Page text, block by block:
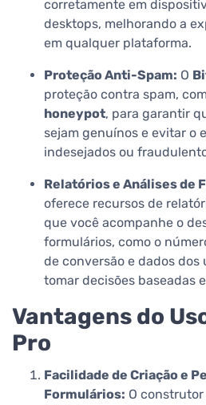
corretamente em
desktops, melhorando a
em qualquer plataforma.
Proteção Anti-Spam: O
proteção contra spam,
honeypot, para garantir
sejam genuínos e evitar o
indesejados ou
Relatórios e Análises de
oferece recursos de
que você acompanhe o
formulários, como o
de conversão e dados dos
tomar decisões baseadas
Vantagens do
Pro
Facilidade de Criação e
Formulários: O